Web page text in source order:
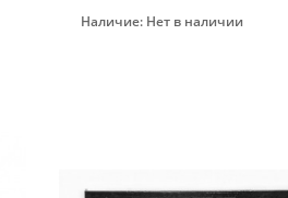
Закончился
Наличие: Нет в наличии